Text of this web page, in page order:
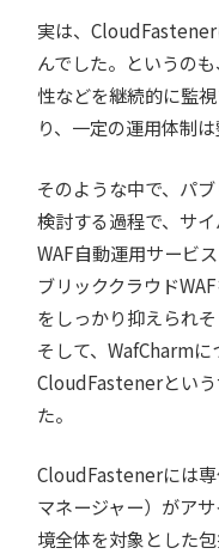
実は、
んでした。というの
性などを継続的に監
り、一定の運用体制は
そのような中で、パ
検討する過程で、サ
WAF自動運用サービ
ブリッククラウド
をしっかり抑えられ
そして、WafCharmに
CloudFastenerとい
た。
CloudFastenerには
マネージャー）がア
境全体を対象とした